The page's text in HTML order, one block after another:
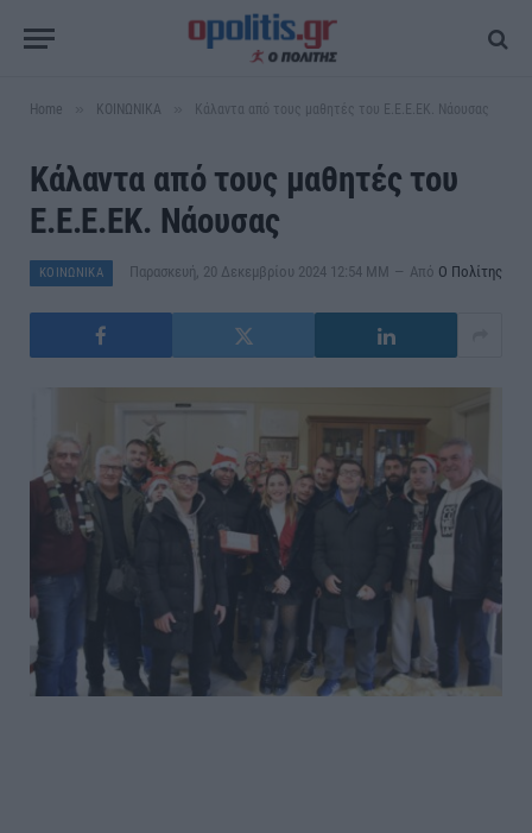
Home ΚΟΙΝΩΝΙΚΑ Κάλαντα από τους μαθητές του Ε.Ε.Ε.ΕΚ. Νάουσας
Κάλαντα από τους μαθητές του
Ε.Ε.Ε.ΕΚ. Νάουσας
ΚΟΙΝΩΝΙΚΑ Παρασκευή, 20 Δεκεμβρίου 2024 12:54 ΜΜ Από Ο Πολίτης